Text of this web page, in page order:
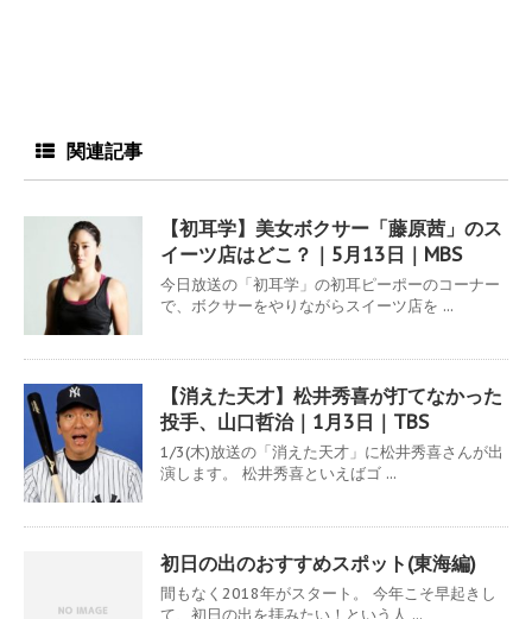
関連記事
【初耳学】美女ボクサー「藤原茜」のス
イーツ店はどこ？｜5月13日｜MBS
今日放送の「初耳学」の初耳ピーポーのコーナー
で、ボクサーをやりながらスイーツ店を ...
【消えた天才】松井秀喜が打てなかった
投手、山口哲治｜1月3日｜TBS
1/3(木)放送の「消えた天才」に松井秀喜さんが出
演します。 松井秀喜といえばゴ ...
初日の出のおすすめスポット(東海編)
間もなく2018年がスタート。 今年こそ早起きし